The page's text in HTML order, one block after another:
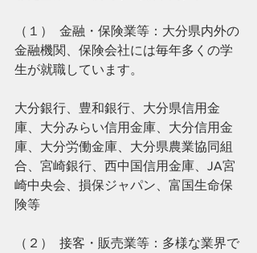
（１）  金融・保険業等：大分県内外の
金融機関、保険会社には毎年多くの学
生が就職しています。
大分銀行、豊和銀行、大分県信用金
庫、大分みらい信用金庫、大分信用金
庫、大分労働金庫、大分県農業協同組
合、宮崎銀行、西中国信用金庫、JA宮
崎中央会、損保ジャパン、富国生命保
険等
（２）  接客・販売業等：多様な業界で